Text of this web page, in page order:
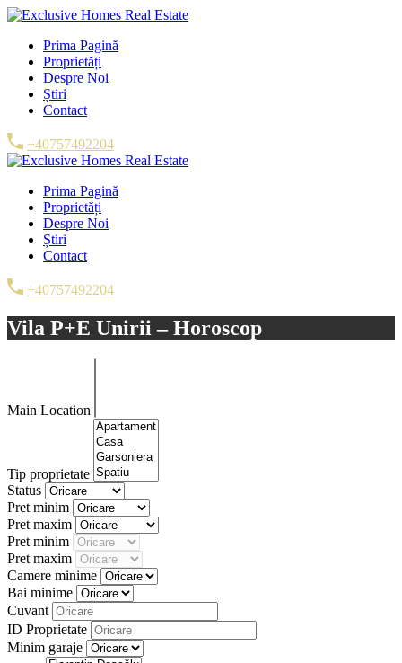
Prima Pagină
Proprietăți
Despre Noi
Știri
Contact
+40757492204
Prima Pagină
Proprietăți
Despre Noi
Știri
Contact
+40757492204
Vila P+E Unirii – Horoscop
Main Location
Tip proprietate
Status
Pret minim
Pret maxim
Pret minim
Pret maxim
Camere minime
Bai minime
Cuvant
ID Proprietate
Minim garaje